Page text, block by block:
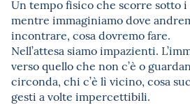
Un tempo fisico che scorre sotto
mentre immaginiamo dove
incontrare, cosa dovremo fare.
Nell’attesa siamo impazienti.
verso quello che non c’è o
circonda, chi c’è lì vicino, cosa
gesti a volte impercettibili.